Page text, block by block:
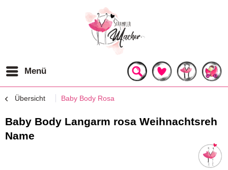
Menü
Übersicht Baby Body Rosa
Baby Body Langarm rosa Weihnachtsreh
Name